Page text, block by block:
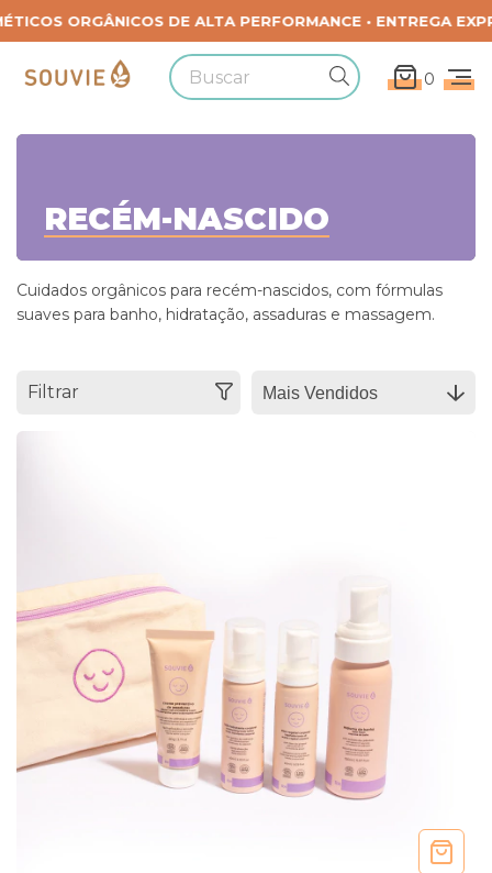
0
RECÉM-NASCIDO
Cuidados orgânicos para recém-nascidos, com fórmulas
suaves para banho, hidratação, assaduras e massagem.
Filtrar